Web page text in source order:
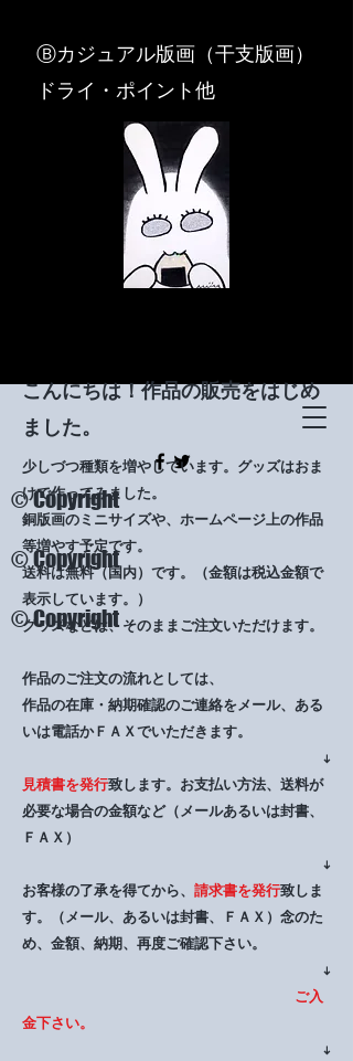
​Ⓑカジュアル版画（干支版画）
ドライ・ポイント他
© Copyright
© Copyright
© Copyright
​こんにちは！作品の販売をはじめ
ました。
少しづつ種類を増やしています。グッズはおま
けで作ってみました。
​銅版画のミニサイズや、ホームページ上の作品
等増やす予定です。
送料は無料（国内）です。（金額は税込金額で
表示しています。）​
グッズなどは、そのままご注文いただけます。
作品のご注文の流れとしては、
作品の在庫・納期確認のご連絡をメール、ある
いは電話かＦＡＸでいただきます。
↓
見積書を発行致します。お支払い方法、送料が
必要な場合の金額など（メールあるいは封書、
ＦＡＸ）
↓
お客様の了承を得てから、 請求書を発行致しま
す。（メール、あるいは封書、ＦＡＸ）​念のた
め、金額、納期、再度ご確認下さい。
↓
ご入
金下さい。
↓